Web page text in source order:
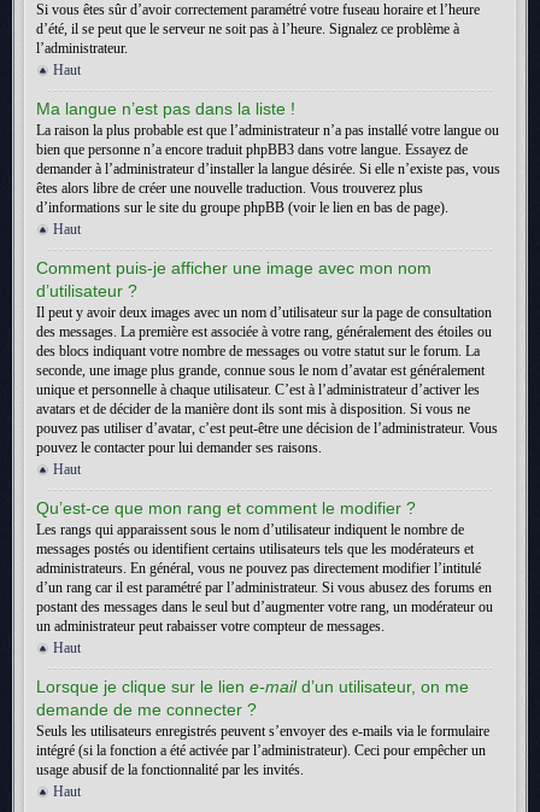
Si vous êtes sûr d’avoir correctement paramétré votre fuseau horaire et l’heure
d’été, il se peut que le serveur ne soit pas à l’heure. Signalez ce problème à
l’administrateur.
Haut
Ma langue n’est pas dans la liste !
La raison la plus probable est que l’administrateur n’a pas installé votre langue ou
bien que personne n’a encore traduit phpBB3 dans votre langue. Essayez de
demander à l’administrateur d’installer la langue désirée. Si elle n’existe pas, vous
êtes alors libre de créer une nouvelle traduction. Vous trouverez plus
d’informations sur le site du groupe phpBB (voir le lien en bas de page).
Haut
Comment puis-je afficher une image avec mon nom
d’utilisateur ?
Il peut y avoir deux images avec un nom d’utilisateur sur la page de consultation
des messages. La première est associée à votre rang, généralement des étoiles ou
des blocs indiquant votre nombre de messages ou votre statut sur le forum. La
seconde, une image plus grande, connue sous le nom d’avatar est généralement
unique et personnelle à chaque utilisateur. C’est à l’administrateur d’activer les
avatars et de décider de la manière dont ils sont mis à disposition. Si vous ne
pouvez pas utiliser d’avatar, c’est peut-être une décision de l’administrateur. Vous
pouvez le contacter pour lui demander ses raisons.
Haut
Qu’est-ce que mon rang et comment le modifier ?
Les rangs qui apparaissent sous le nom d’utilisateur indiquent le nombre de
messages postés ou identifient certains utilisateurs tels que les modérateurs et
administrateurs. En général, vous ne pouvez pas directement modifier l’intitulé
d’un rang car il est paramétré par l’administrateur. Si vous abusez des forums en
postant des messages dans le seul but d’augmenter votre rang, un modérateur ou
un administrateur peut rabaisser votre compteur de messages.
Haut
Lorsque je clique sur le lien e-maild’un utilisateur, on me
demande de me connecter ?
Seuls les utilisateurs enregistrés peuvent s’envoyer des e-mails via le formulaire
intégré (si la fonction a été activée par l’administrateur). Ceci pour empêcher un
usage abusif de la fonctionnalité par les invités.
Haut